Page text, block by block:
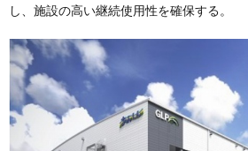
し、施設の高い継続使用性を確保する。